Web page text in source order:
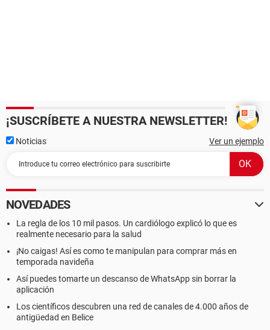
¡SUSCRÍBETE A NUESTRA NEWSLETTER!
Noticias Ver un ejemplo
NOVEDADES
La regla de los 10 mil pasos. Un cardiólogo explicó lo que es
realmente necesario para la salud
¡No caigas! Así es como te manipulan para comprar más en
temporada navideña
Así puedes tomarte un descanso de WhatsApp sin borrar la
aplicación
Los científicos descubren una red de canales de 4.000 años de
antigüedad en Belice